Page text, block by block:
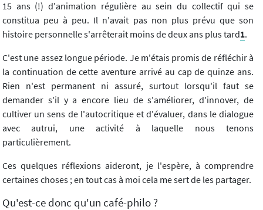
15 ans (!) d'animation régulière au sein du collectif qui se
constitua peu à peu. Il n'avait pas non plus prévu que son
histoire personnelle s'arrêterait moins de deux ans plus tard1.
C'est une assez longue période. Je m'étais promis de réfléchir à
la continuation de cette aventure arrivé au cap de quinze ans.
Rien n'est permanent ni assuré, surtout lorsqu'il faut se
demander s'il y a encore lieu de s'améliorer, d'innover, de
cultiver un sens de l'autocritique et d'évaluer, dans le dialogue
avec autrui, une activité à laquelle nous tenons
particulièrement.
Ces quelques réflexions aideront, je l'espère, à comprendre
certaines choses ; en tout cas à moi cela me sert de les partager.
Qu'est-ce donc qu'un café-philo ?